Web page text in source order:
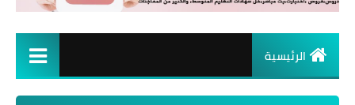
الرئيسية